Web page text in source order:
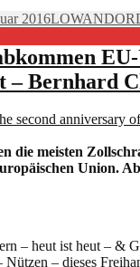
2016Autor
– Bernhard
die meisten
Union.
– heut ist heut – &
– dieses